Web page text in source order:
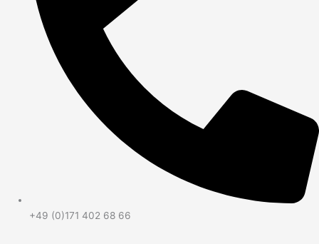
+49 (0)171 402 68 66